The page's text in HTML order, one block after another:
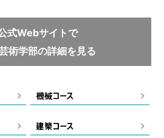
式Webサイトで
術学部の詳細を見る